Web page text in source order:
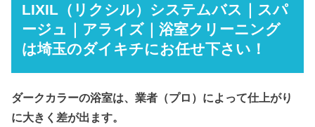
LIXIL（リクシル）システムバス｜スパ
ージュ｜アライズ｜浴室クリーニング
は埼玉のダイキチにお任せ下さい！
ダークカラーの浴室は、業者（プロ）によって仕上がり
に大きく差が出ます。